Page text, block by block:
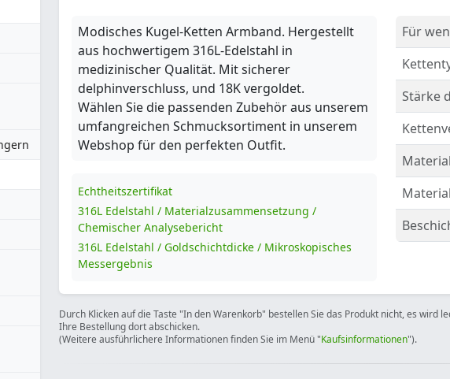
Modisches Kugel-Ketten Armband. Hergestellt
aus hochwertigem 316L-Edelstahl in
medizinischer Qualität. Mit sicherer
delphinverschluss, und 18K vergoldet.
Wählen Sie die passenden Zubehör aus unserem
umfangreichen Schmucksortiment in unserem
Webshop für den perfekten Outfit.
Echtheitszertifikat
316L Edelstahl / Materialzusammensetzung /
Chemischer Analysebericht
316L Edelstahl / Goldschichtdicke / Mikroskopisches
Messergebnis
Für
Stärke
Durch Klicken auf die Taste "In den Warenkorb" bestellen Sie das Produkt nicht, es wird
Ihre Bestellung dort abschicken.
(Weitere ausführlichere Informationen finden Sie im Menü "Kaufsinformationen").